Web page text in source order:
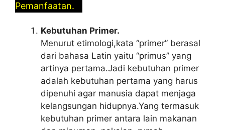
Pemanfaatan.
Kebutuhan Primer.
Menurut etimologi,kata “primer” berasal
dari bahasa Latin yaitu “primus” yang
artinya pertama.Jadi kebutuhan primer
adalah kebutuhan pertama yang harus
dipenuhi agar manusia dapat menjaga
kelangsungan hidupnya.Yang termasuk
kebutuhan primer antara lain makanan